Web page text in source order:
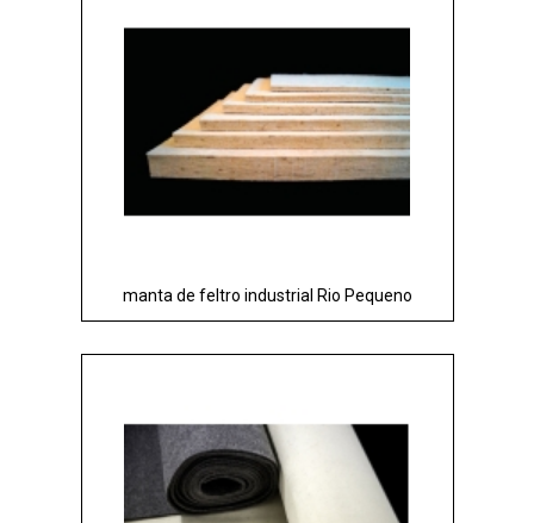
manta de feltro industrial Rio Pequeno